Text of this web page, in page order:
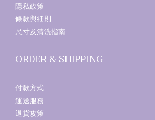
隱私政策
條款與細則
尺寸及清洗指南
ORDER & SHIPPING
付款方式
運送服務
退貨攻策